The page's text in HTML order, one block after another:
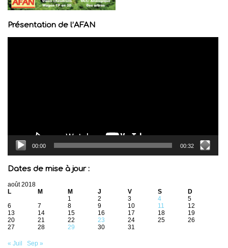
Présentation de l’AFAN
00:00 00:32
Dates de mise à jour :
août 2018
L
M M J V S
D
1
2 3 4
5
6
7 8 9 10 11
12
13
14 15 16 17 18
19
20
21 22 23 24 25
26
27
28 29 30 31
« Juil Sep »